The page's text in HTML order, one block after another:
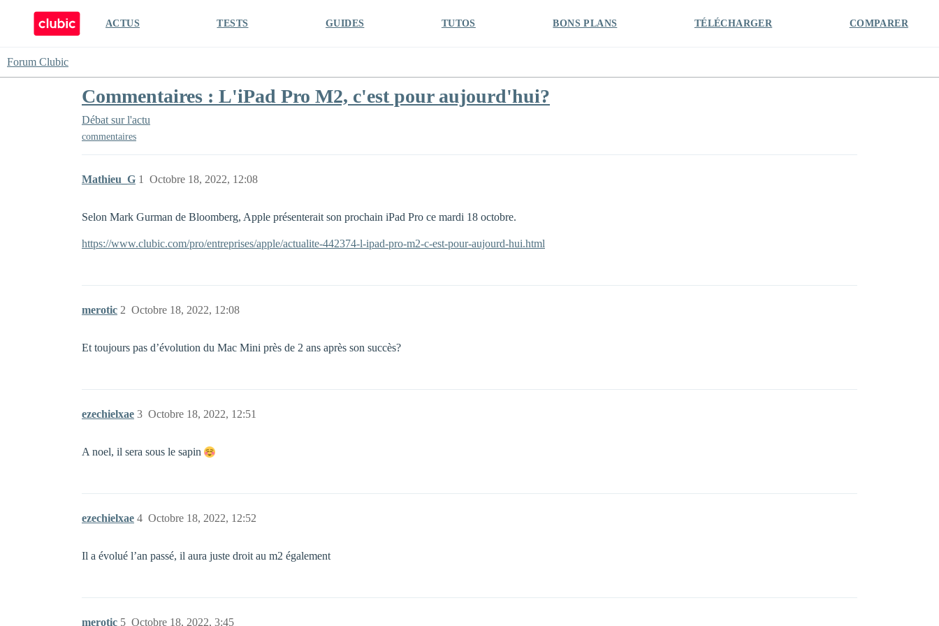
ACTUS TESTS GUIDES TUTOS BONS PLANS TÉLÉCHARGER COMPARER
Forum Clubic
Commentaires : L'iPad Pro M2, c'est pour aujourd'hui?
Débat sur l'actu
commentaires
Mathieu_G Octobre 18, 2022, 12:08
1
Selon Mark Gurman de Bloomberg, Apple présenterait son prochain iPad Pro ce mardi 18 octobre.
https://www.clubic.com/pro/entreprises/apple/actualite-442374-l-ipad-pro-m2-c-est-pour-aujourd-hui.html
merotic Octobre 18, 2022, 12:08
2
Et toujours pas d’évolution du Mac Mini près de 2 ans après son succès?
ezechielxae Octobre 18, 2022, 12:51
3
A noel, il sera sous le sapin
ezechielxae Octobre 18, 2022, 12:52
4
Il a évolué l’an passé, il aura juste droit au m2 également
merotic Octobre 18, 2022, 3:45
5